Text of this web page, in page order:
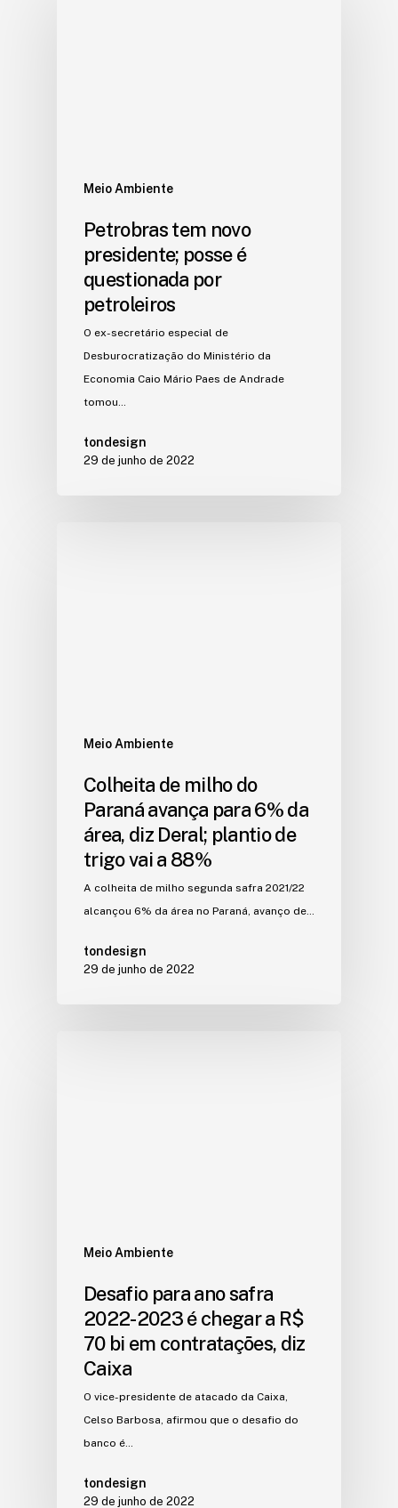
Meio Ambiente
Petrobras tem novo
presidente; posse é
questionada por
petroleiros
O ex-secretário especial de
Desburocratização do Ministério da
Economia Caio Mário Paes de Andrade
tomou…
tondesign
29 de junho de 2022
Meio Ambiente
Colheita de milho do
Paraná avança para 6% da
área, diz Deral; plantio de
trigo vai a 88%
A colheita de milho segunda safra 2021/22
alcançou 6% da área no Paraná, avanço de…
tondesign
29 de junho de 2022
Meio Ambiente
Desafio para ano safra
2022-2023 é chegar a R$
70 bi em contratações, diz
Caixa
O vice-presidente de atacado da Caixa,
Celso Barbosa, afirmou que o desafio do
banco é…
tondesign
29 de junho de 2022